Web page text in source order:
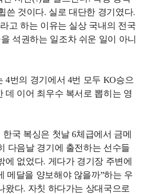
쓴 것이다. 실로 대단한 경기였다.
고 하는 이유는 실상 국내의 전국
석권하는 일조차 쉬운 일이 아니
4번의 경기에서 4번 모두 KO승으
데 이어 최우수 복서로 뽑히는 영
국 복싱은 첫날 6체급에서 금메
다음날 경기에 출전하는 선수들
에 없었다. 게다가 경기장 주변에
메달을 양보해야 않을까”하는 우
왔다. 자칫 하다가는 상대국으로